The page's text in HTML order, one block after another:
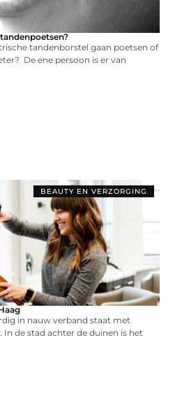
tandenborstel gaan poetsen of
De ene persoon is er van
BEAUTY EN VERZORGING
in nauw verband staat met
In de stad achter de duinen is het